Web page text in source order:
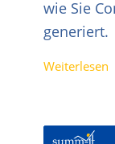
wie Sie
generiert.
Weiterlesen